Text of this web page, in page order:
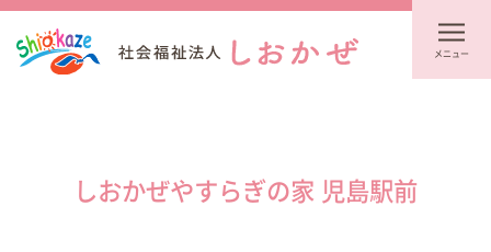
メニュー
しおかぜやすらぎの家 児島駅前